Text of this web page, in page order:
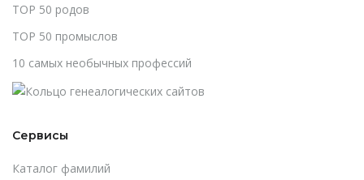
TOP 50 родов
TOP 50 промыслов
10 самых необычных профессий
Сервисы
Каталог фамилий